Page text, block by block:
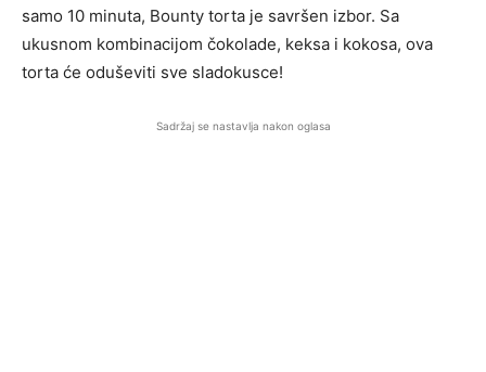
samo 10 minuta, Bounty torta je savršen izbor. Sa
ukusnom kombinacijom čokolade, keksa i kokosa, ova
torta će oduševiti sve sladokusce!
Sadržaj se nastavlja nakon oglasa